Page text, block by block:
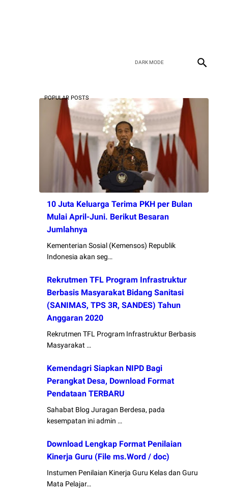
POPULAR POSTS
10 Juta Keluarga Terima PKH per Bulan
Mulai April-Juni. Berikut Besaran
Jumlahnya
Kementerian Sosial (Kemensos) Republik
Indonesia akan seg…
Rekrutmen TFL Program Infrastruktur
Berbasis Masyarakat Bidang Sanitasi
(SANIMAS, TPS 3R, SANDES) Tahun
Anggaran 2020
Rekrutmen TFL Program Infrastruktur Berbasis
Masyarakat …
Kemendagri Siapkan NIPD Bagi
Perangkat Desa, Download Format
Pendataan TERBARU
Sahabat Blog Juragan Berdesa, pada
kesempatan ini admin …
Download Lengkap Format Penilaian
Kinerja Guru (File ms.Word / doc)
Instumen Penilaian Kinerja Guru Kelas dan Guru
Mata Pelajar…